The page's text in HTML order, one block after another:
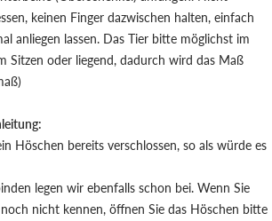
keinen Finger dazwischen halten, einfach
anliegen lassen. Das Tier bitte möglichst im
Sitzen oder liegend, dadurch wird das Maß
Höschen bereits verschlossen, so als würde es
legen wir ebenfalls schon bei. Wenn Sie
nicht kennen, öffnen Sie das Höschen bitte